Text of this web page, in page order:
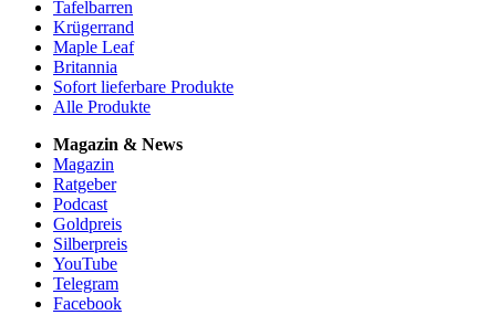
Tafelbarren
Krügerrand
Maple Leaf
Britannia
Sofort lieferbare Produkte
Alle Produkte
Magazin & News
Magazin
Ratgeber
Podcast
Goldpreis
Silberpreis
YouTube
Telegram
Facebook